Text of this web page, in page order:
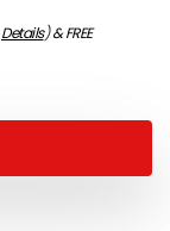
Details)&FREE